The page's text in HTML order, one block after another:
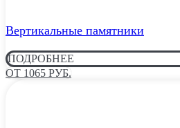
Вертикальные памятники
ПОДРОБНЕЕ
ОТ 1065 РУБ.